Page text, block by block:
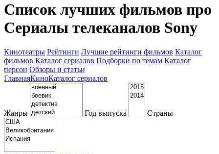
Список лучших фильмов про
Сериалы телеканалов Sony
Кинотеатры Рейтинги Лучшие рейтинги фильмов Каталог
фильмов Каталог сериалов Подборки по темам Каталог
персон Обзоры и статьи
ГлавнаяКиноКаталог сериалов
Жанры Год выпуска Страны